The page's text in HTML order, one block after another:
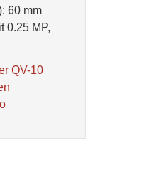
60 mm
0.25 MP,
QV-10